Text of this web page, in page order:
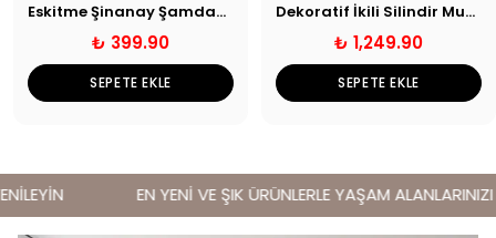
Eskitme Şinanay Şamdan Mumluk
₺ 399.90
SEPETE EKLE
Dekoratif İkili Silindir Mumluk Eskitme
₺ 1,249.90
SEPETE EKLE
EN YENİ VE ŞIK ÜRÜNLERLE YAŞAM ALANLARINIZI